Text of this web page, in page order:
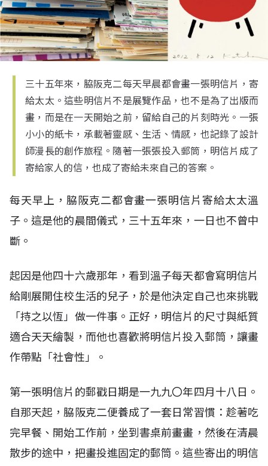
三十五年來，脇阪克二每天早晨都會畫一張明信片，寄
給太太。這些明信片不是展覽作品，也不是為了出版而
畫，而是在一天開始之前，留給自己的片刻時光。一張
小小的紙卡，承載著靈感、生活、情感，也記錄了設計
師漫長的創作旅程。隨著一張張投入郵筒，明信片成了
寄給家人的信，也成了寄給未來自己的答案。
每天早上，脇阪克二都會畫一張明信片寄給太太溫
子。這是他的晨間儀式，三十五年來，一日也不曾中
斷。
起因是他四十六歲那年，看到溫子每天都會寫明信片
給剛展開住校生活的兒子，於是他決定自己也來挑戰
「持之以恆」做一件事。正好，明信片的尺寸與紙質
適合天天繪製，而他也喜歡將明信片投入郵筒，讓畫
作帶點「社會性」。
第一張明信片的郵戳日期是一九九〇年四月十八日。
自那天起，脇阪克二便養成了一套日常習慣：趁著吃
完早餐、開始工作前，坐到書桌前畫畫，然後在清晨
散步的途中，把畫投進固定的郵筒。這些寄出的明信